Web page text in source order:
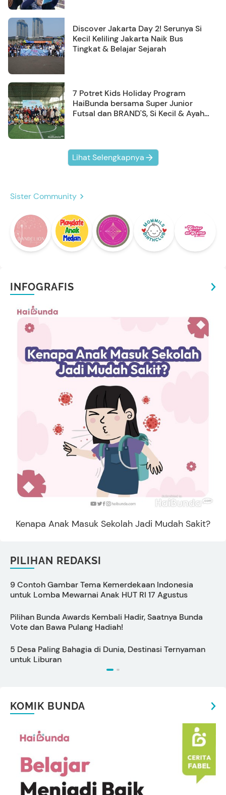
Discover Jakarta Day 2! Serunya Si
Kecil Keliling Jakarta Naik Bus
Tingkat & Belajar Sejarah
7 Potret Kids Holiday Program
HaiBunda bersama Super Junior
Futsal dan BRAND'S, Si Kecil & Ayah
Lihat Selengkapnya
Sister Community
INFOGRAFIS
Kenapa Anak Masuk Sekolah Jadi Mudah Sakit?
PILIHAN REDAKSI
9 Contoh Gambar Tema Kemerdekaan Indonesia
untuk Lomba Mewarnai Anak HUT RI 17 Agustus
Pilihan Bunda Awards Kembali Hadir, Saatnya Bunda
Vote dan Bawa Pulang Hadiah!
5 Desa Paling Bahagia di Dunia, Destinasi Ternyaman
untuk Liburan
KOMIK BUNDA